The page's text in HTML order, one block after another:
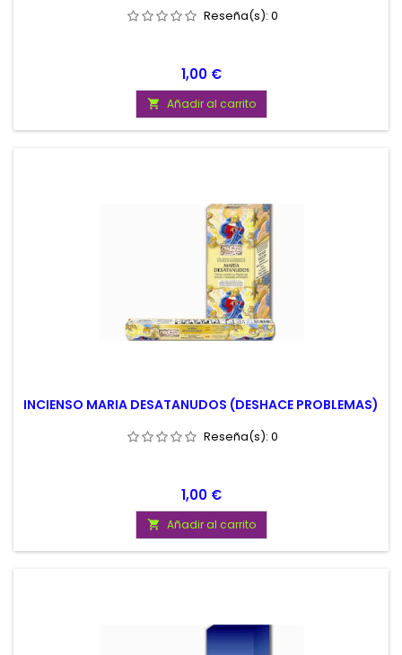
Reseña(s): 0
Precio
1,00 €
 Añadir al carrito
INCIENSO MARIA DESATANUDOS (DESHACE PROBLEMAS)
Reseña(s): 0
Precio
1,00 €
 Añadir al carrito